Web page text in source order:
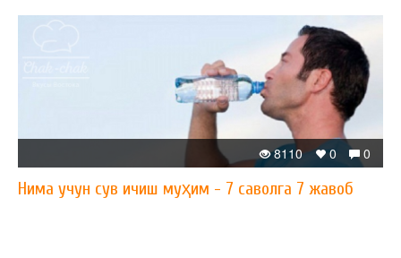
0
0
8110
Нима учун сув ичиш муҳим - 7 саволга 7 жавоб